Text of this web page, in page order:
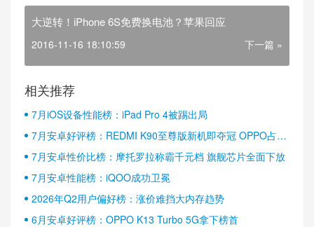
大逆转！iPhone 6S免费换电池？苹果回应
2016-11-16 18:10:59 下一篇 »
相关推荐
7月iOS设备性能榜：iPad Pro 4被踢出局
7月安卓好评榜：REDMI K90至尊版新机即夺冠 OPPO占据
半壁江山
7月安卓性价比榜：摩托罗拉称霸千元档 旗舰芯片全面下放
7月安卓性能榜：iQOO成功卫冕
2026年Q2用户偏好榜：涨价难挡大内存趋势
6月安卓好评榜：OPPO K13 Turbo 5G拿下榜首